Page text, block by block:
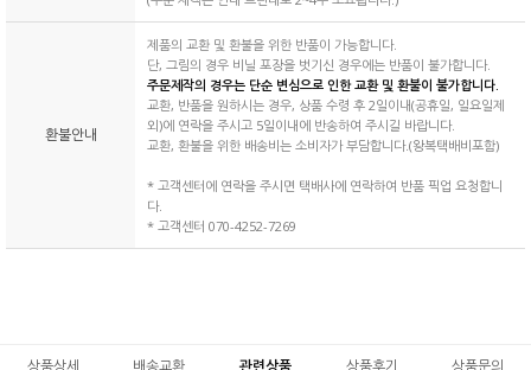
환불안내
제품의 교환 및 환불을 위한 반품이 가능합니다.
단, 그림의 경우 비닐 포장을 벗기신 경우에는 반품이 불가합니다.
주문제작의 경우는 단순 변심으로 인한 교환 및 환불이 불가합니다.
교환, 반품을 원하시는 경우, 상품 수령 후 2일이내(공휴일, 일요일제
외)에 연락을 주시고 5일이내에 반송하여 주시길 바랍니다.
교환, 환불을 위한 배송비는 소비자가 부담합니다.(왕복택배비포함)
* 고객센터에 연락을 주시면 택배사에 연락하여 반품 픽업 요청합니
다.
* 고객센터 070-4252-7269
상품상세 배송교환 관련상품 상품후기 상품문의